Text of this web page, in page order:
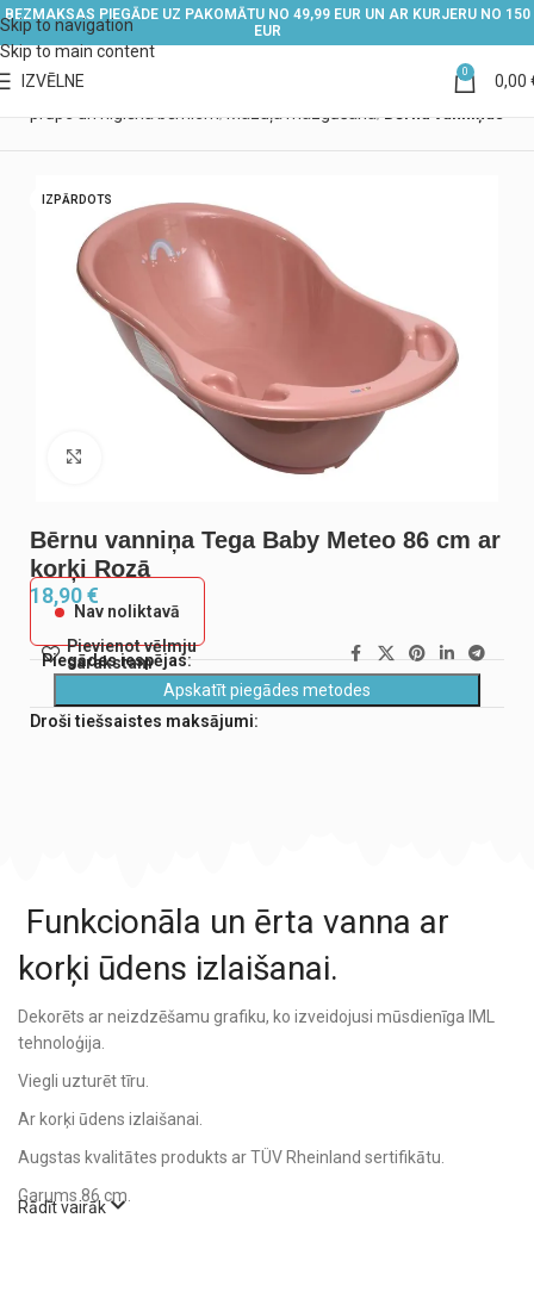
Skip to navigation
Skip to main content
BEZMAKSAS PIEGĀDE UZ PAKOMĀTU NO 49,99 EUR UN AR KURJERU NO 150
EUR
IZVĒLNE 0 0,00
IZPĀRDOTS
Noklikšķiniet, lai palielinātu
Bērnu vanniņa Tega Baby Meteo 86 cm ar
korķi Rozā
18,90€
Nav noliktavā
Pievienot vēlmju
sarakstam
Piegādes iespējas:
Apskatīt piegādes metodes
Droši tiešsaistes maksājumi:
Funkcionāla un ērta vanna ar
korķi ūdens izlaišanai.
Dekorēts ar neizdzēšamu grafiku, ko izveidojusi mūsdienīga IML
tehnoloģija.
Viegli uzturēt tīru.
Ar korķi ūdens izlaišanai.
Augstas kvalitātes produkts ar TÜV Rheinland sertifikātu.
Garums 86 cm.
Rādīt vairāk